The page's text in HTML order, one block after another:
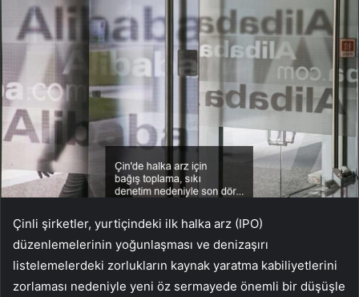
Çinli şirketler, yurtiçindeki ilk halka arz (IPO)
düzenlemelerinin yoğunlaşması ve denizaşırı
listelemelerdeki zorlukların kaynak yaratma kabiliyetlerini
zorlaması nedeniyle yeni öz sermayede önemli bir düşüşle